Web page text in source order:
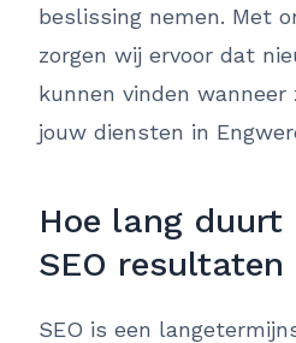
beslissing nemen. Met
zorgen wij ervoor dat
kunnen vinden wanneer
jouw diensten in
Hoe lang
SEO resultaten
SEO is een